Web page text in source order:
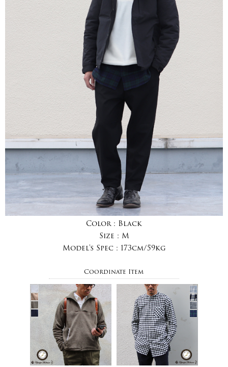
Color : Black
Size : M
Model's Spec : 173cm/59kg
Coordinate Item